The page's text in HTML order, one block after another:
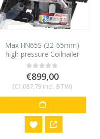
Max HN65S (32-65mm)
high pressure Coilnailer
0out of 5
€899,00
(€1.087,79 incl. BTW)